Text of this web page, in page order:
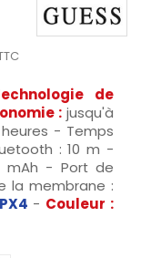
de
: jusqu'à
- Temps
: 10 m -
mAh - Port de
la membrane :
- Couleur :